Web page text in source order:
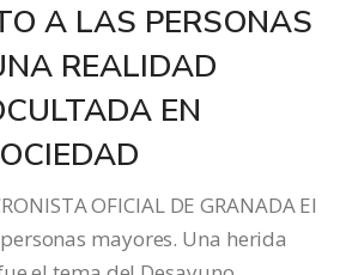
A LAS PERSONAS
REALIDAD
EN
OFICIAL DE GRANADA El
mayores. Una herida